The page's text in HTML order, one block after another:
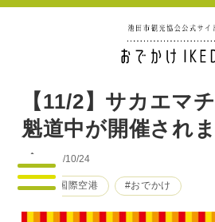
【11/2】サカエマ
魁道中が開催され
2025/10/24
#大阪国際空港 #おでかけ